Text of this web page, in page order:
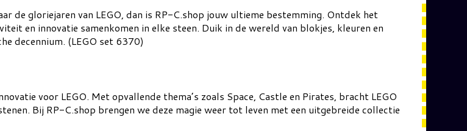
de gloriejaren van LEGO, dan is RP-C.shop jouw ultieme bestemming. Ontdek het
en innovatie samenkomen in elke steen. Duik in de wereld van blokjes, kleuren en
decennium. (LEGO set 6370)
voor LEGO. Met opvallende thema’s zoals Space, Castle en Pirates, bracht LEGO
Bij RP-C.shop brengen we deze magie weer tot leven met een uitgebreide collectie